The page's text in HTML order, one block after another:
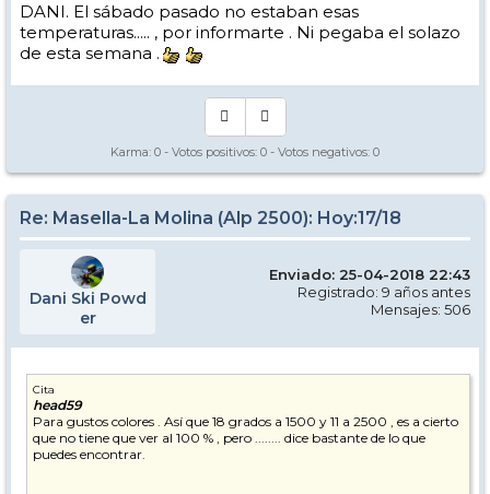
DANI. El sábado pasado no estaban esas
temperaturas..... , por informarte . Ni pegaba el solazo
de esta semana .
Karma: 0 - Votos positivos: 0 - Votos negativos: 0
Re: Masella-La Molina (Alp 2500): Hoy:17/18
Dani Ski Powd
er
Enviado: 25-04-2018 22:43
Registrado: 9 años antes
Mensajes: 506
Cita
head59
Para gustos colores . Así que 18 grados a 1500 y 11 a 2500 , es a cierto
que no tiene que ver al 100 % , pero ........ dice bastante de lo que
puedes encontrar.